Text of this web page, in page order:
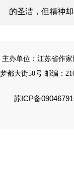
的圣洁，但精神却
主办单位：江苏省作家
梦都大街50号 邮编：
苏ICP备